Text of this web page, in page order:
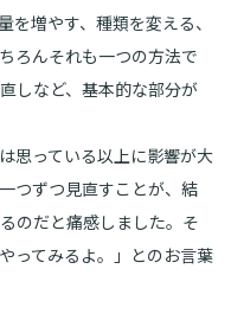
を増やす、種類を変える、
ろんそれも一つの方法で
しなど、基本的な部分が
思っている以上に影響が大
つずつ見直すことが、結
のだと痛感しました。そ
ってみるよ。」とのお言葉